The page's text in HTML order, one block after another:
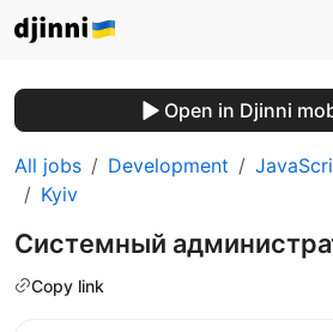
Open in Djinni
All jobs Development
Kyiv
Системный
Copy link